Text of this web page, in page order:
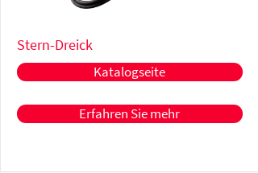
Stern-Dreick
Katalogseite
Erfahren Sie mehr